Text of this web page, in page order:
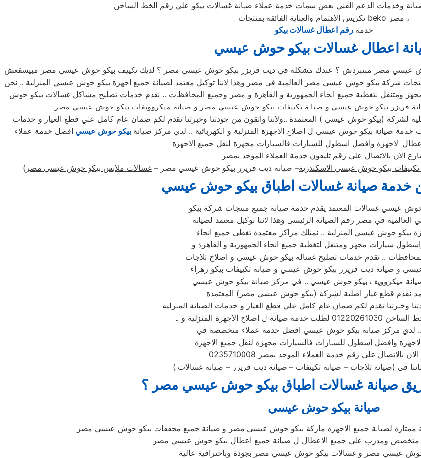
تكريس الاهتمام والعناية الفائقة بمنتجات beko مصر ،
خدمةرقم اعطال غسالات بيكو
اعطال غسالات بيكو حوش عيسي
عيسي مصر مبتبردش ؟ عندك مشكلة في ديب فريزر بيكو حوش عيسي مصر ؟ لديك تكييف بيكو حوش عيسي مصر مبيسقعش
شركة بيكو حوش عيسي مصر العالمية في مصر وهذا لاننا توكيل معتمد لصيانة جميع اجهزة بيكو حوش عيسي المنزلية .. نحن
ومتنقل لتغطية جميع انحاء الجمهورية و القاهرة و مصر وجميع المحافظات .. نقدم خدمات تصليح مشاكل غسالات بيكو حوش
(بيكو حوش عيسي ) المعتمدة ..ولاننا واثقون من جودتنا وخبرتنا نقدم لكم ضمان عام كامل علي قطع الغيار و خدمات
بيكو حوش عيسي افضل خدمة عملاء
الان بالاتصال علي رقم تليفون خدمة العملاء الموحد بمصر
تكييفات بيكو حوش عيسي الاسكندرية– صيانة ديب فريزر بيكو حوش عيسي مصر – غسالات ملابس بيكو حوش عيسي مصر )
خدمة صيانة غسالات اطباق بيكو حوش عيسي
حوش عيسي غسالات المعتمد يقدم خدمة صيانة جميع منتجات شركة بيكو
في مصر رقم الصيانة الرئيسى وهذا لاننا توكيل معتمد لصيانة
بيكو حوش عيسي المنزلية .. نمتلك مراكز معتمدة تغطي جميع انحاء
سيارات مجهز ومتنقل لتغطية جميع انحاء الجمهورية و القاهرة و
.. نقدم خدمات تصليح غساله بيكو حوش عيسي و اصلاح ثلاجات
و صيانة ديب فريزر بيكو حوش عيسي و صيانة تكييفات بيكو زهراء
صيانة ميكروويف بيكو حوش عيسي .. في مركز صيانة بيكو حوش عيسي
وخبرتنا نقدم لكم ضمان عام كامل علي قطع الغيار و خدمات الصيانة المنزلية
ل اصلاح الاجهزة المنزلية و
.. لدي مركز صيانة بيكو حوش عيسي افضل خدمة عملاء متخصصة في
بالاتصال علي رقم خدمة العملاء الموحد بمصر 0235710008
في (صيانة ثلاجات – صيانة تكييفات – صيانة ديب فريزر – صيانة غسالات )
صيانة غسالات اطباق بيكو حوش عيسي مصر ؟
صيانة بيكو حوش عيسي
لصيانة جميع الاجهزة ماركة بيكو حوش عيسي مصر و صيانة جميع مجففات بيكو حوش عيسي مصر
متخصص ومدرب علي جميع الاعطال ل صيانة جميع اعطال بيكو حوش عيسي مصر
عيسي مصر و غسالات بيكو حوش عيسي مصر بجودة وباحترافية عالية